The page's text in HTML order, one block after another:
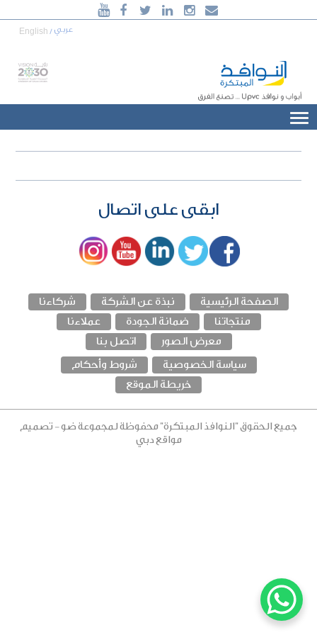





عربي /
English
ابقى على اتصال
الصفحة الرئيسية نبذة عن الشركة
شركاءنا
منتجاتنا
ضمانة الجودة
عملاءنا
معرض الصور
اتصل بنا
سياسة الخصوصية
شروط وأحكام
خريطة الموقع
جميع الحقوق "النوافذ المبتكرة" محفوظةلمجموعة ضو- تصميم
مواقع دبي